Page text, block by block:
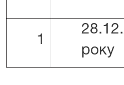
1
року